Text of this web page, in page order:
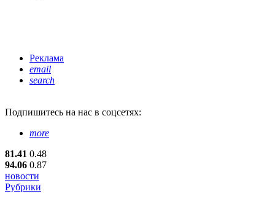
Реклама
email
search
Подпишитесь на нас в соцсетях:
more
81.41 0.48
94.06 0.87
новости
Рубрики